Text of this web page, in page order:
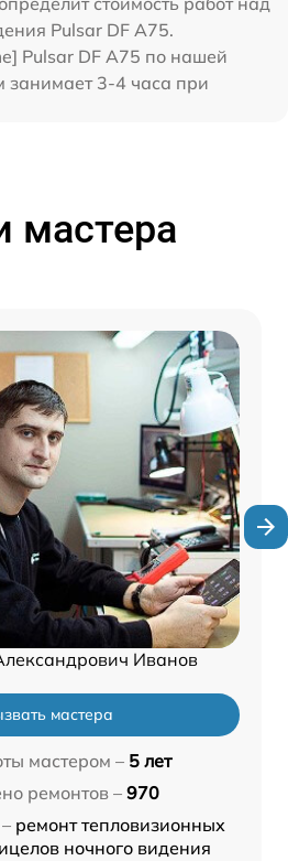
Pulsar DF A75.
Pulsar DF A75 по нашей
занимает 3-4 часа при
мастера
Иванов
мастера
мастером – 5 лет
ремонтов – 970
ремонт тепловизионных
ночного видения